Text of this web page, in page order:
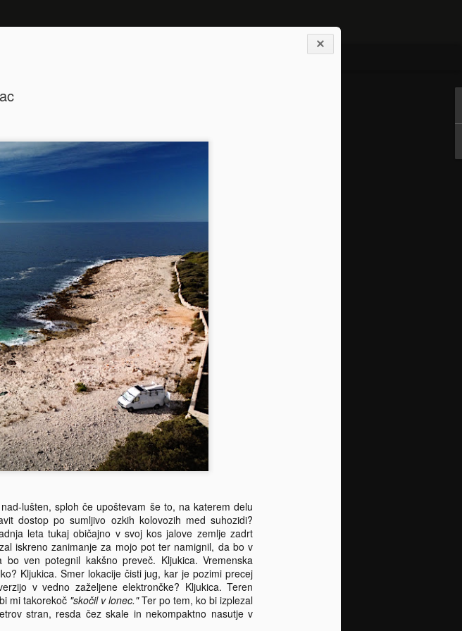
lušten, sploh če upoštevam še to, na katerem delu
dostop po sumljivo ozkih kolovozih med suhozidi?
leta tukaj običajno v svoj kos jalove zemlje zadrt
iskreno zanimanje za mojo pot ter namignil, da bo v
ven potegnil kakšno preveč. Kljukica. Vremenska
Kljukica. Smer lokacije čisti jug, kar je pozimi precej
v vedno zaželjene elektrončke? Kljukica. Teren
mi takorekoč "skočil v lonec."Ter po tem, ko bi izplezal
stran, resda čez skale in nekompaktno nasutje v
Fama o Kolesarjih
porast priljubljenosti vrtenja pedal, ki
letih, pripisati športnim uspehom naših
moti. Kot se je izkazalo že mnogokrat
a preprostim očem skrita. Naš svet ne
predvsem pa vedno znova postavlja pod
med vzroki ter posledicami, če že ne kar
konceptov. Na primer. Neki Josef Ferrarius je
Grdega s svojimi somišljeniki bolj silom nuje
in odplul proti severu, da bi našel otok, ki ne